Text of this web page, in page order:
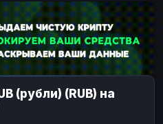
Toncoin TON
Dogecoin DOGE
TRX TRON
Bitcoin Cash BCH
BinanceCoin
(рубли) (RUB) на